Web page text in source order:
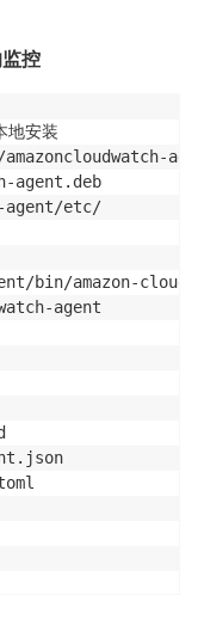
控
安装
agent.deb
agent/etc/
bin/amazon-
agent